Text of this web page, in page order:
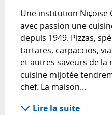
Une institution Niçoise
avec passion une
depuis 1949. Pizzas,
tartares, carpaccios,
et autres saveurs de la
cuisine mijotée
chef. La maison...
Lire la suite